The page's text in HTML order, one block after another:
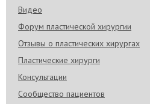
Видео
Форум пластической хирургии
Отзывы о пластических хирургах
Пластические хирурги
Консультации
Сообщество пациентов